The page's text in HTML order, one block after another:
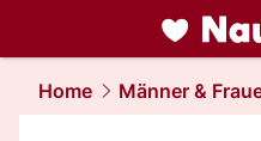
liebe.NAU.ch
Home Männer &